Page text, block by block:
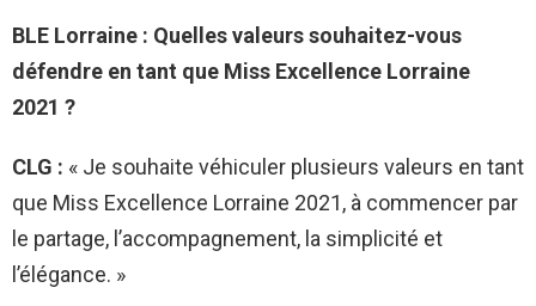
BLE Lorraine : Quelles valeurs souhaitez-vous
défendre en tant que Miss Excellence Lorraine
2021 ?
CLG : « Je souhaite véhiculer plusieurs valeurs en tant
que Miss Excellence Lorraine 2021, à commencer par
le partage, l’accompagnement, la simplicité et
l’élégance. »